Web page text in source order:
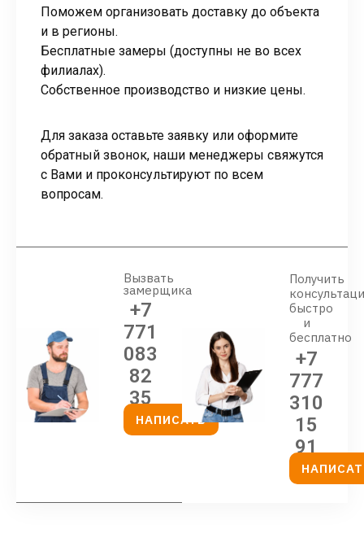
Поможем организовать доставку до объекта
и в регионы.
Бесплатные замеры (доступны не во всех
филиалах).
Собственное производство и низкие цены.
Для заказа оставьте заявку или оформите
обратный звонок, наши менеджеры свяжутся
с Вами и проконсультируют по всем
вопросам.
Вызвать
замерщика
+7
771
083
82
35
НАПИСАТЬ
Получить
быстро
и
бесплатно
+7
777
310
15
91